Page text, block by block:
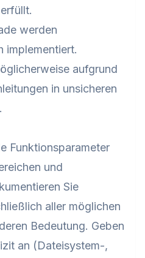
werden
implementiert.
aufgrund
in unsicheren
Funktionsparameter
und
Sie
aller möglichen
Bedeutung. Geben
an (Dateisystem-,